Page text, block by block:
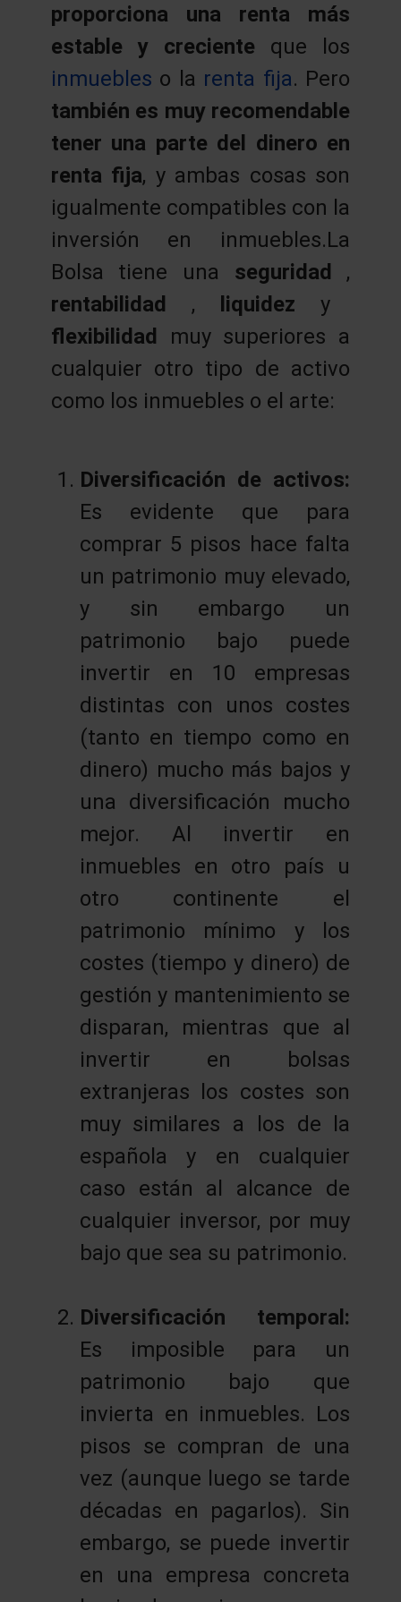
proporciona una renta más
estable y creciente que los
inmuebles o la renta fija. Pero
también es muy recomendable
tener una parte del dinero en
renta fija, y ambas cosas son
igualmente compatibles con la
inversión en inmuebles.La
Bolsa tiene una seguridad ,
rentabilidad , liquidezy
flexibilidad muy superiores a
cualquier otro tipo de activo
como los inmuebles o el arte:
Diversificación de activos:
Es evidente que para
comprar 5 pisos hace falta
un patrimonio muy elevado,
y sin embargo un
patrimonio bajo puede
invertir en 10 empresas
distintas con unos costes
(tanto en tiempo como en
dinero) mucho más bajos y
una diversificación mucho
mejor. Al invertir en
inmuebles en otro país u
otro continente el
patrimonio mínimo y los
costes (tiempo y dinero) de
gestión y mantenimiento se
disparan, mientras que al
invertir en bolsas
extranjeras los costes son
muy similares a los de la
española y en cualquier
caso están al alcance de
cualquier inversor, por muy
bajo que sea su patrimonio.
Diversificación temporal:
Es imposible para un
patrimonio bajo que
invierta en inmuebles. Los
pisos se compran de una
vez (aunque luego se tarde
décadas en pagarlos). Sin
embargo, se puede invertir
en una empresa concreta